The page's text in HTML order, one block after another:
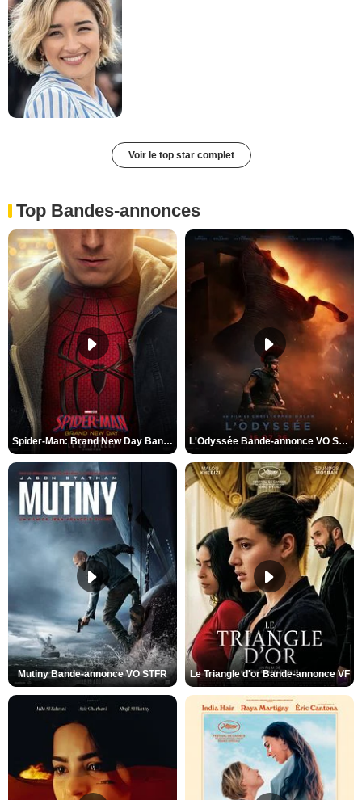
Voir le top star complet
Top Bandes-annonces
Spider-Man: Brand New Day Bande-annonce VO STFR L'Odyssée Bande-annonce VO STFR
Mutiny Bande-annonce VO STFR Le Triangle d'or Bande-annonce VF